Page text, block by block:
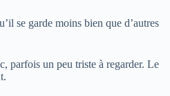
se garde moins bien que d’autres
parfois un peu triste à regarder. Le